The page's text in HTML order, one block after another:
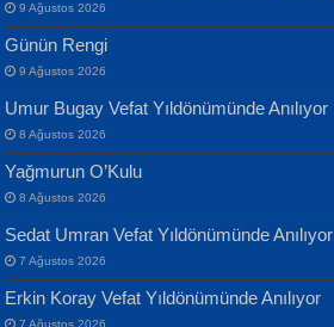
MUSTAFA KELOĞLU
Yarına İz Bırakmak...
ATİLLA ÖZEN
Sultan Olmadan Önce Eyüp...
Yılmaz Ekinci
Geceye Söylenen...
Banu Sancak
Defterimden İçeri...
9 Ağustos 2026
Günün Rengi
9 Ağustos 2026
Umur Bugay Vefat Yıldönümünde Anılıyor
8 Ağustos 2026
Yağmurun O’Kulu
8 Ağustos 2026
Sedat Umran Vefat Yıldönümünde Anılıyor
7 Ağustos 2026
Erkin Koray Vefat Yıldönümünde Anılıyor